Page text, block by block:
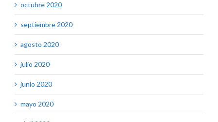
octubre 2020
septiembre 2020
agosto 2020
julio 2020
junio 2020
mayo 2020